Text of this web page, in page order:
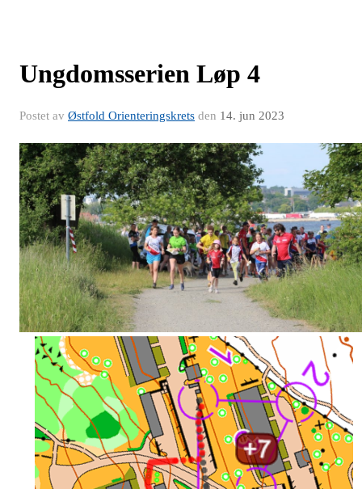
Ungdomsserien Løp 4
Postet av Østfold Orienteringskrets den 14. jun 2023